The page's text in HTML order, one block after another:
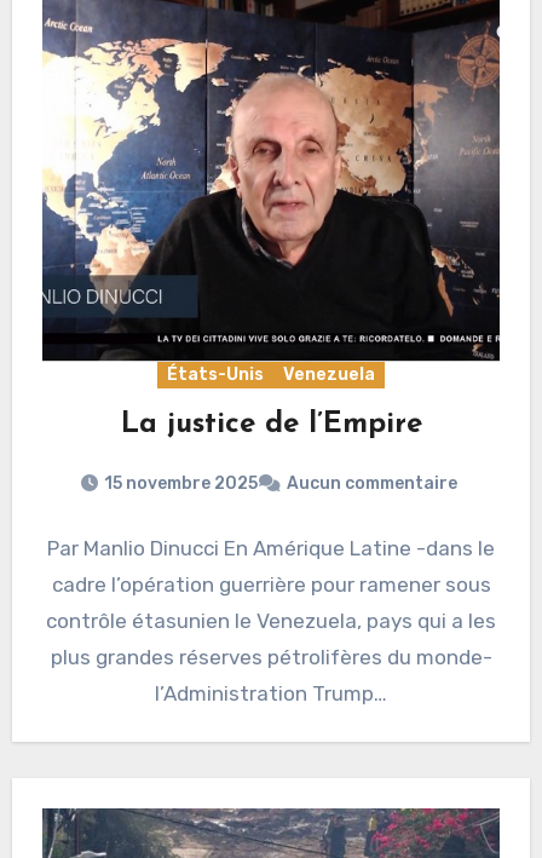
États-Unis Venezuela
La justice de l’Empire
15 novembre 2025 Aucun commentaire
Par Manlio Dinucci En Amérique Latine -dans le
cadre l’opération guerrière pour ramener sous
contrôle étasunien le Venezuela, pays qui a les
plus grandes réserves pétrolifères du monde-
l’Administration Trump…